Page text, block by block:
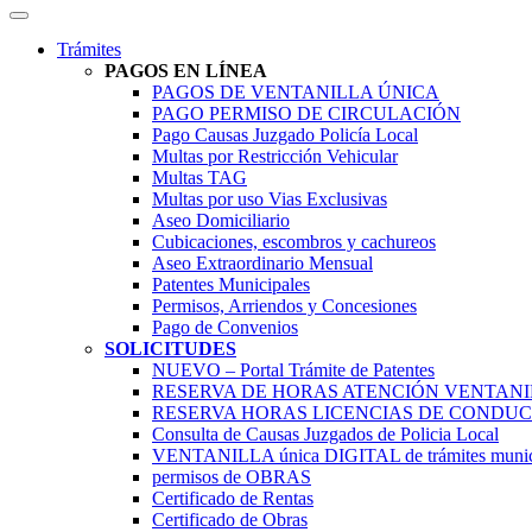
Trámites
PAGOS EN LÍNEA
PAGOS DE VENTANILLA ÚNICA
PAGO PERMISO DE CIRCULACIÓN
Pago Causas Juzgado Policía Local
Multas por Restricción Vehicular
Multas TAG
Multas por uso Vias Exclusivas
Aseo Domiciliario
Cubicaciones, escombros y cachureos
Aseo Extraordinario Mensual
Patentes Municipales
Permisos, Arriendos y Concesiones
Pago de Convenios
SOLICITUDES
NUEVO – Portal Trámite de Patentes
RESERVA DE HORAS ATENCIÓN
RESERVA HORAS LICENCIAS DE
Consulta de Causas Juzgados de Policia Local
VENTANILLA única DIGITAL de trámites
permisos de OBRAS
Certificado de Rentas
Certificado de Obras